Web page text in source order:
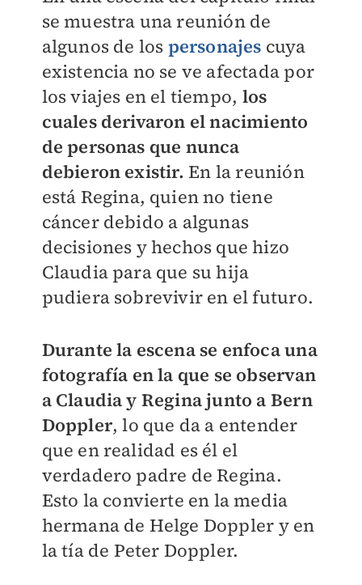
se muestra una reunión de
algunos de los personajes cuya
existencia no se ve afectada por
los viajes en el tiempo, los
cuales derivaron el nacimiento
de personas que nunca
debieron existir. En la reunión
está Regina, quien no tiene
cáncer debido a algunas
decisiones y hechos que hizo
Claudia para que su hija
pudiera sobrevivir en el futuro.
Durante la escena se enfoca una
fotografía en la que se observan
a Claudia y Regina junto a Bern
Doppler, lo que da a entender
que en realidad es él el
verdadero padre de Regina.
Esto la convierte en la media
hermana de Helge Doppler y en
la tía de Peter Doppler.